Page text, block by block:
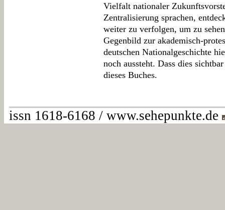
Vielfalt nationaler
Zentralisierung sprachen,
weiter zu verfolgen, um zu
Gegenbild zur akademisch-
deutschen Nationalgeschichte
noch aussteht. Dass dies
dieses Buches.
issn 1618-6168 / www.sehepunkte.de